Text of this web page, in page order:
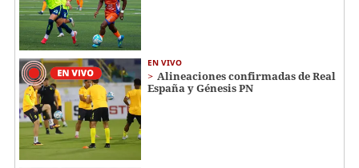
EN VIVO
Alineaciones confirmadas de Real
España y Génesis PN